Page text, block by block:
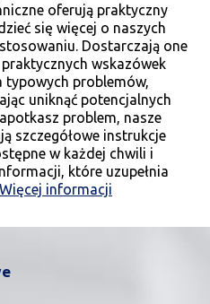
oferują praktyczny
się więcej o naszych
Dostarczają one
wskazówek
typowych problemów,
uniknąć potencjalnych
problem, nasze
szczegółowe instrukcje
w każdej chwili i
które uzupełnia
Więcej informacji